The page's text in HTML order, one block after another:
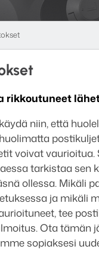
rikkoutuneet
niin, että
voivat vaurioitua.
tarkistaa sen
ollessa. Mikäli
ja mikäli
tee
Ota tämän
sopiaksesi